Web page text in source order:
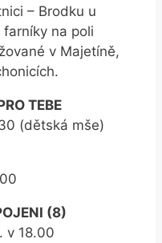
– Brodku u
na poli
v Majetíně,
TEBE
(dětská mše)
(8)
v 18.00